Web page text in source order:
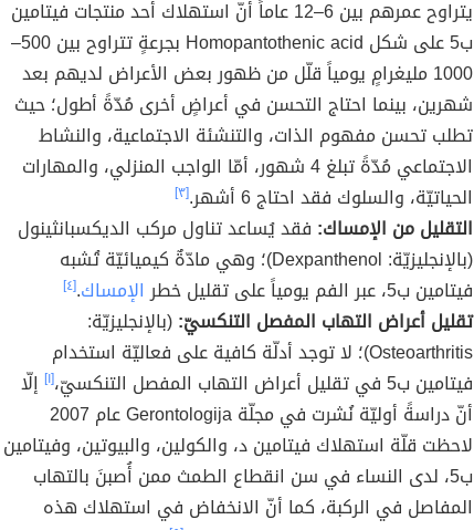
يتراوح عمرهم بين 6–12 عاماً أنّ استهلاك أحد منتجات فيتامين
ب5 على شكل Homopantothenic acid بجرعةٍ تتراوح بين 500–
1000 مليغرامٍ يومياً قلّل من ظهور بعض الأعراض لديهم بعد
شهرين، بينما احتاج التحسن في أعراضٍ أخرى مُدّةً أطول؛ حيث
تطلب تحسن مفهوم الذات، والتنشئة الاجتماعية، والنشاط
الاجتماعي مُدّةً تبلغ 4 شهور، أمّا الواجب المنزلي، والمهارات
الحياتيّة، والسلوك فقد احتاج 6 أشهر.
[٣]
التقليل من الإمساك: فقد يُساعد تناول مركب الديكسبانثينول
(بالإنجليزيّة: Dexpanthenol)؛ وهي مادّةٌ كيميائيّة تُشبه
فيتامين ب5، عبر الفم يومياً على تقليل خطر
الإمساك.[٤]
تقليل أعراض التهاب المفصل التنكسيّ:(بالإنجليزيّة:
Osteoarthritis)؛ لا توجد أدلّة كافية على فعاليّة استخدام
فيتامين ب5 في تقليل أعراض التهاب المفصل التنكسيّ،
[١] إلّا
أنّ دراسةً أوليّة نُشرت في مجلّة Gerontologija عام 2007
لاحظت قلّة استهلاك فيتامين د، والكولين، والبيوتين، وفيتامين
ب5، لدى النساء في سن انقطاع الطمث ممن أُصبنَ بالتهاب
المفاصل في الركبة، كما أنّ الانخفاض في استهلاك هذه